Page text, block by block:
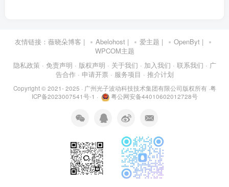
友情链接： 薇晓朵博客 | Abelohost | 爱主题 | OpenByt |
WPCOM主题
隐私政策 · 免责声明 · 版权声明 · 关于我们 · 加入我们 · 联系我们 · 广
告合作 · 申请开票 · 服务项目 · 推介计划
Copyright © 2021- 2025 · 广州光子波动科技技术集团有限公司版权所有·粤
ICP备2023007541号-1 · 粤公网安备44010602012728号